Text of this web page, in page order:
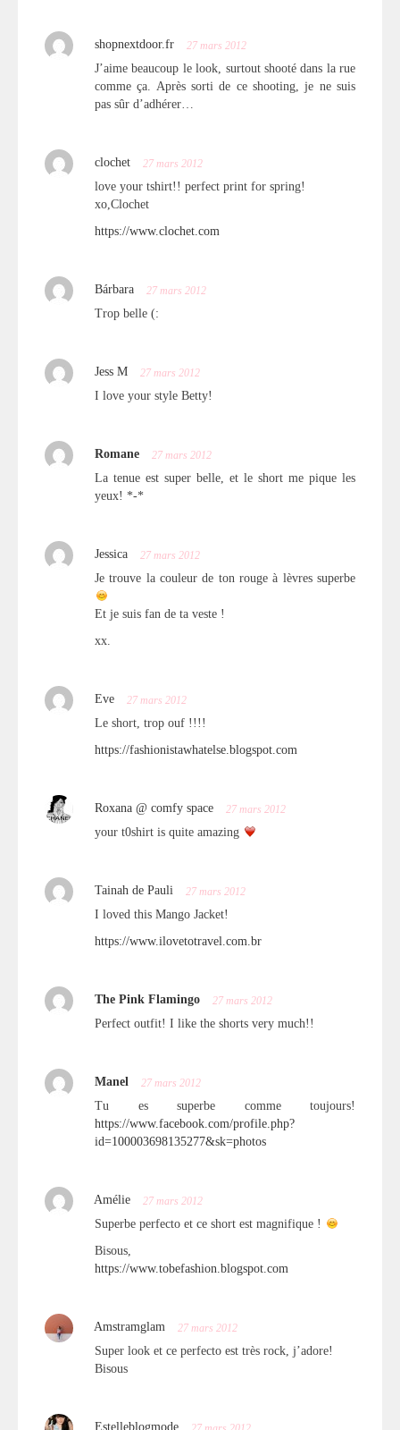
shopnextdoor.fr 27 mars 2012
J’aime beaucoup le look, surtout shooté dans la rue
comme ça. Après sorti de ce shooting, je ne suis
pas sûr d’adhérer…
clochet 27 mars 2012
love your tshirt!! perfect print for spring!
xo,Clochet
https://www.clochet.com
Bárbara 27 mars 2012
Trop belle (:
Jess M 27 mars 2012
I love your style Betty!
Romane 27 mars 2012
La tenue est super belle, et le short me pique les
yeux! *-*
Jessica 27 mars 2012
Je trouve la couleur de ton rouge à lèvres superbe
Et je suis fan de ta veste !
xx.
Eve 27 mars 2012
Le short, trop ouf !!!!
https://fashionistawhatelse.blogspot.com
Roxana @ comfy space 27 mars 2012
your t0shirt is quite amazing
Tainah de Pauli 27 mars 2012
I loved this Mango Jacket!
https://www.ilovetotravel.com.br
The Pink Flamingo 27 mars 2012
Perfect outfit! I like the shorts very much!!
Manel 27 mars 2012
Tu es superbe comme toujours!
https://www.facebook.com/profile.php?
id=100003698135277&sk=photos
Amélie 27 mars 2012
Superbe perfecto et ce short est magnifique !
Bisous,
https://www.tobefashion.blogspot.com
Amstramglam 27 mars 2012
Super look et ce perfecto est très rock, j’adore!
Bisous
Estelleblogmode